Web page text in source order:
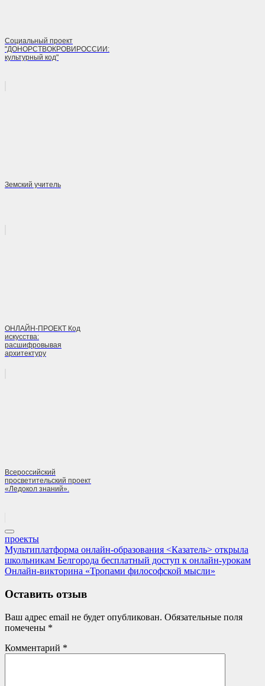
Социальный проект
"ДОНОРСТВОКРОВИРОССИИ:
культурный код"
Земский учитель
ОНЛАЙН-ПРОЕКТ Код
искусства:
расшифровывая
архитектуру
Всероссийский
просветительский проект
«Ледокол знаний».
проекты
Навигация
по
Previous
Post:
Мультиплатформа онлайн-образования <Казатель> открыла
школьникам Белгорода бесплатный доступ к онлайн-урокам
Next
Онлайн-викторина «Тропами философской мысли»
Оставить отзыв
Ваш адрес email не будет опубликован. Обязательные поля
помечены *
Комментарий *